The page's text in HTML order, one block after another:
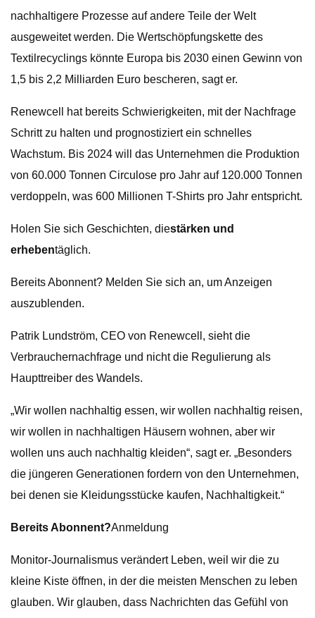
nachhaltigere Prozesse auf andere Teile der Welt
ausgeweitet werden. Die Wertschöpfungskette des
Textilrecyclings könnte Europa bis 2030 einen Gewinn von
1,5 bis 2,2 Milliarden Euro bescheren, sagt er.
Renewcell hat bereits Schwierigkeiten, mit der Nachfrage
Schritt zu halten und prognostiziert ein schnelles
Wachstum. Bis 2024 will das Unternehmen die Produktion
von 60.000 Tonnen Circulose pro Jahr auf 120.000 Tonnen
verdoppeln, was 600 Millionen T-Shirts pro Jahr entspricht.
Holen Sie sich Geschichten, diestärken und
erhebentäglich.
Bereits Abonnent? Melden Sie sich an, um Anzeigen
auszublenden.
Patrik Lundström, CEO von Renewcell, sieht die
Verbrauchernachfrage und nicht die Regulierung als
Haupttreiber des Wandels.
„Wir wollen nachhaltig essen, wir wollen nachhaltig reisen,
wir wollen in nachhaltigen Häusern wohnen, aber wir
wollen uns auch nachhaltig kleiden“, sagt er. „Besonders
die jüngeren Generationen fordern von den Unternehmen,
bei denen sie Kleidungsstücke kaufen, Nachhaltigkeit.“
Bereits Abonnent?Anmeldung
Monitor-Journalismus verändert Leben, weil wir die zu
kleine Kiste öffnen, in der die meisten Menschen zu leben
glauben. Wir glauben, dass Nachrichten das Gefühl von